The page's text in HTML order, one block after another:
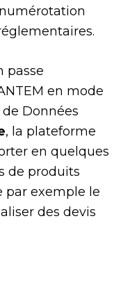
passe
en mode
Données
, la plateforme
en quelques
de produits
exemple le
des devis